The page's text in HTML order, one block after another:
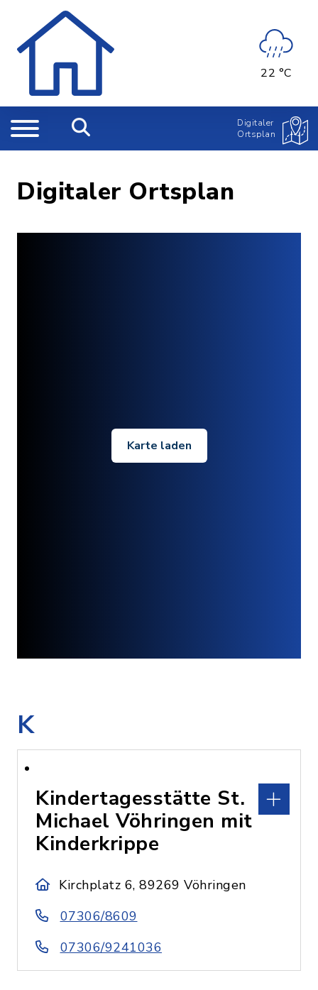
22 °C
Digitaler
Ortsplan
Digitaler Ortsplan
Karte laden
K
Kindertagesstätte St.
Michael Vöhringen mit
Kinderkrippe
Kirchplatz 6, 89269 Vöhringen
07306/8609
07306/9241036